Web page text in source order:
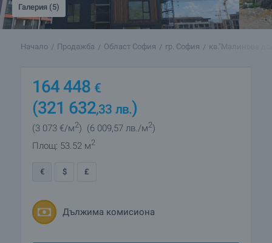
Галерия (5)
Начало Продажба Област София гр. София кв."Малинова
164 448 €
(321 632,33 лв.)
(3 073 €/м2) (6 009,57 лв./м2)
Площ: 53.52 м2
€ $ £
Дължима комисиона